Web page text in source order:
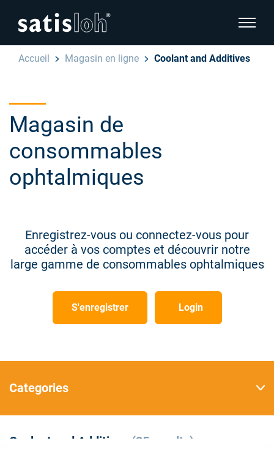
afficher
Français
Ophtalmique
Optique de précision
Carrière
Ressources
cacher la navigation de la page
English
Deutsch
Español
Accueil Magasin en ligne Coolant and Additives
Magasin de
consommables
ophtalmiques
Enregistrez-vous ou connectez-vous pour
accéder à vos comptes et découvrir notre
large gamme de consommables ophtalmiques
S'enregistrer Login
Categories
Coolant and Additives (25 results)